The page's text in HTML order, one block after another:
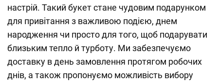
настрій. Такий букет стане чудовим подарунком
для привітання з важливою подією, днем
народження чи просто для того, щоб подарувати
близьким тепло й турботу. Ми забезпечуємо
доставку в день замовлення протягом робочих
днів, а також пропонуємо можливість вибору